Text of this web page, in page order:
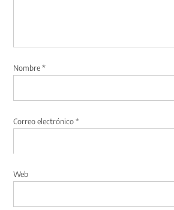
Nombre*
Correo electrónico*
Web